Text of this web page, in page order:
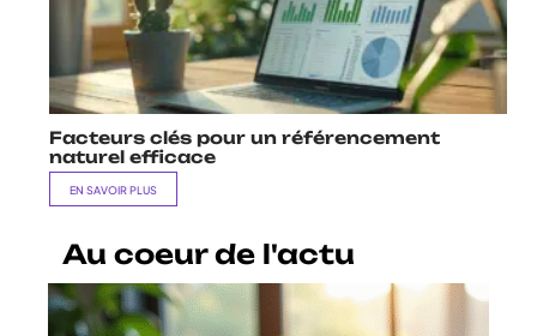
Facteurs clés pour un référencement
naturel efficace
EN SAVOIR PLUS
Au coeur de l'actu